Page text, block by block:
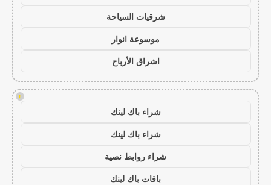
شرقيات السياحة
موسوعة انوار
اشراق الأرباح
!
شراء باك لينك
شراء باك لينك
شراء روابط نصية
باقات باك لينك